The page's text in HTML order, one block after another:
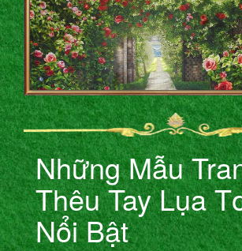
Những Mẫu
Thêu Tay Lụa
Nổi Bật